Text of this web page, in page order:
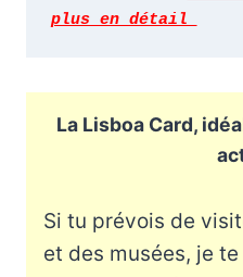
plus en détail
La Lisboa Card,
Si tu prévois de
et des musées, je